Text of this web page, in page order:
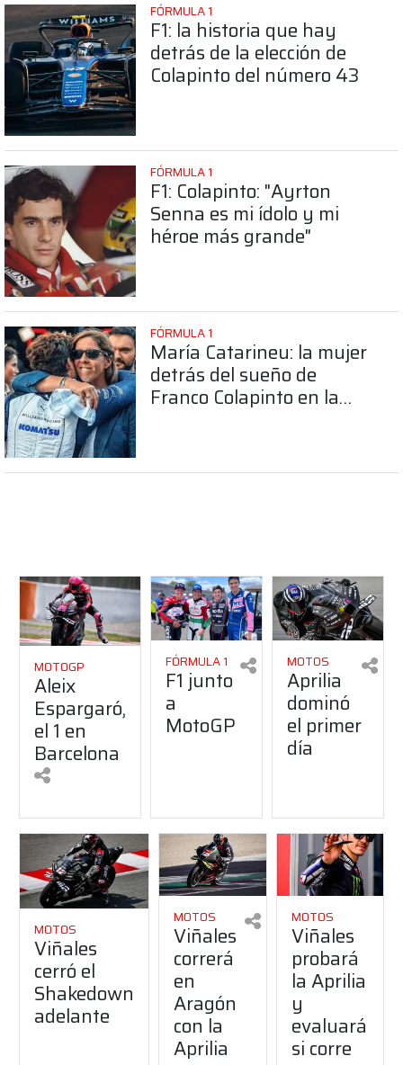
FÓRMULA 1
F1: la historia que hay
detrás de la elección de
Colapinto del número 43
FÓRMULA 1
F1: Colapinto: "Ayrton
Senna es mi ídolo y mi
héroe más grande"
FÓRMULA 1
María Catarineu: la mujer
detrás del sueño de
Franco Colapinto en la
MOTOGP
Aleix
Espargaró,
el 1 en
Barcelona
FÓRMULA 1
F1 junto
a
MotoGP
MOTOS
Aprilia
dominó
el primer
día
MOTOS
Viñales
cerró el
Shakedown
adelante
MOTOS
Viñales
correrá
en
Aragón
con la
Aprilia
MOTOS
Viñales
probará
la Aprilia
y
evaluará
si corre